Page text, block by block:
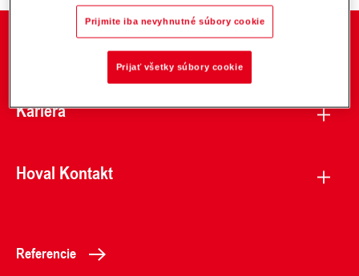
O spoločnosti
Kariéra
Hoval Kontakt
Referencie
Prijmite iba nevyhnutné súbory cookie
Prijať všetky súbory cookie